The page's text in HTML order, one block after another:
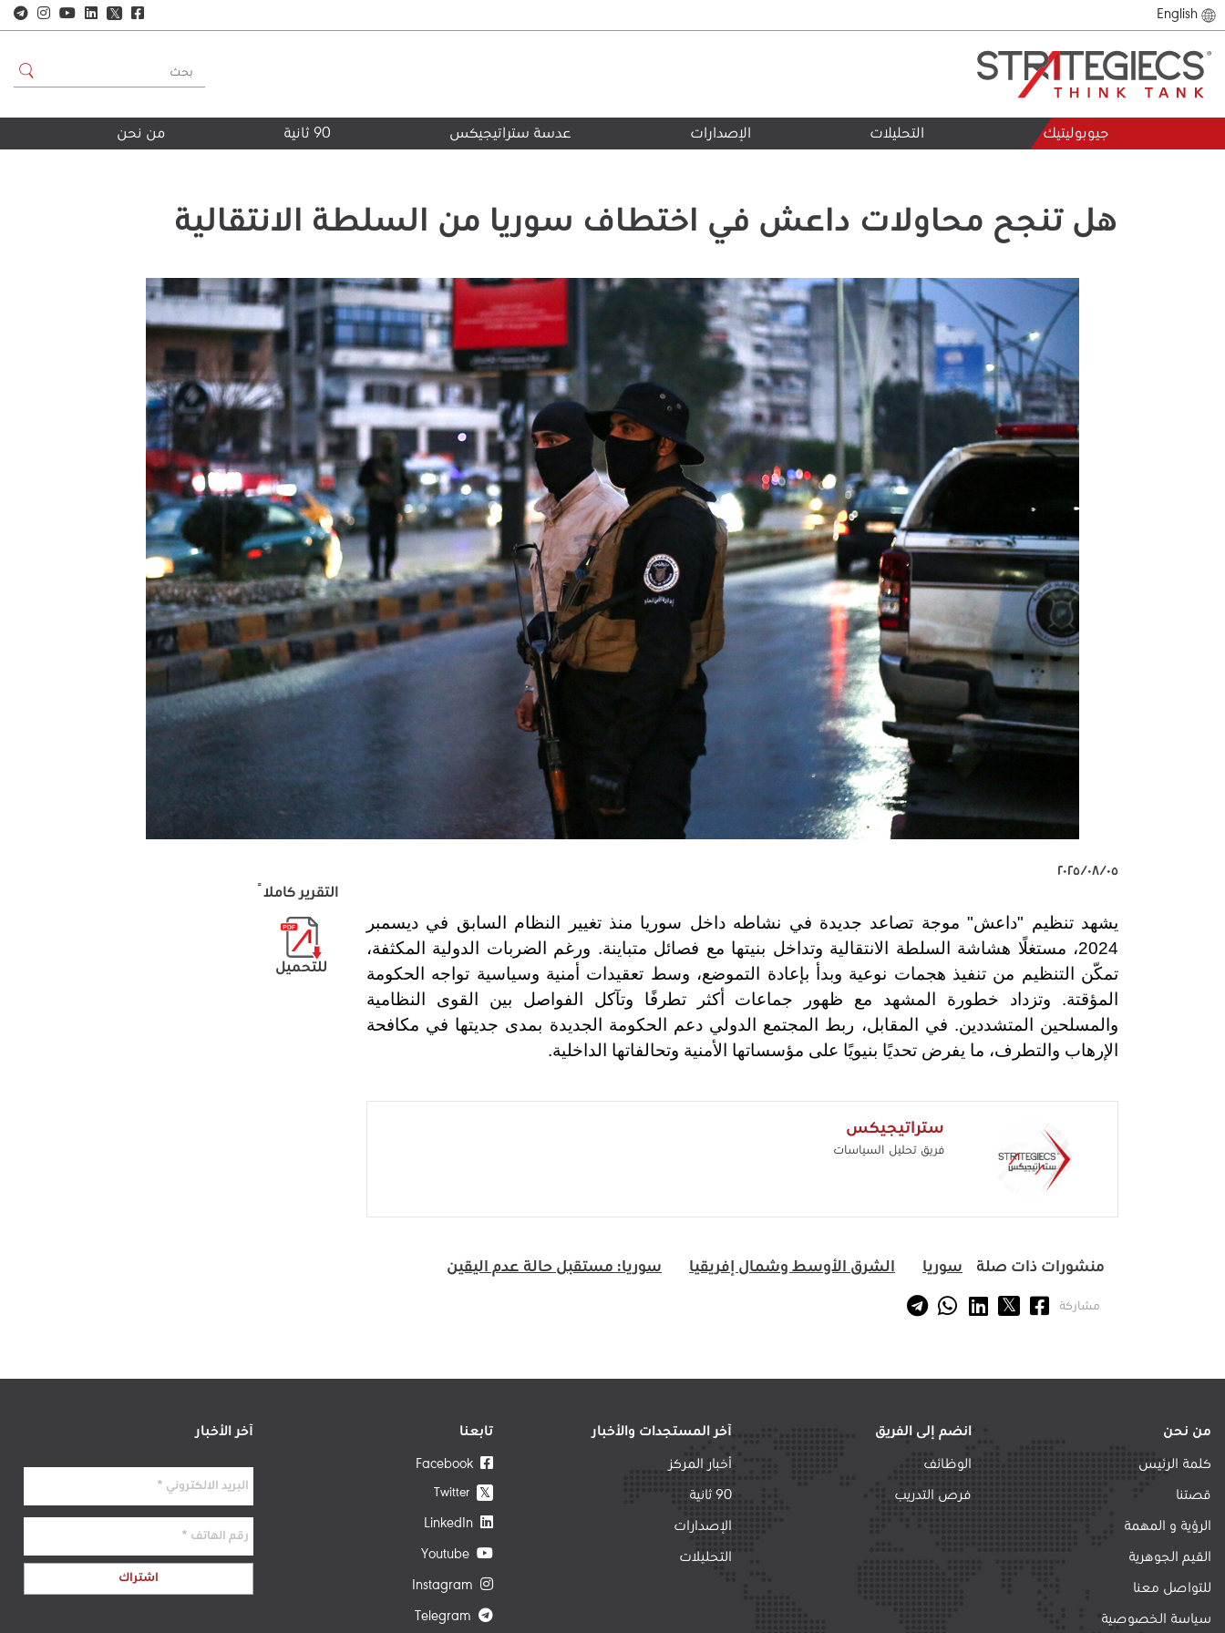
English
𝕏
جيوبوليتيك التحليلات الإصدارات عدسة ستراتيجيكس 90 ثانية من نحن
هل تنجح محاولات داعش في اختطاف سوريا من السلطة الانتقالية
٠٥‏/٠٨‏/٢٠٢٥
يشهد تنظيم "داعش" موجة تصاعد جديدة في نشاطه داخل سوريا منذ تغيير النظام السابق في ديسمبر
2024، مستغلًا هشاشة السلطة الانتقالية وتداخل بنيتها مع فصائل متباينة. ورغم الضربات الدولية المكثفة،
تمكّن التنظيم من تنفيذ هجمات نوعية وبدأ بإعادة التموضع، وسط تعقيدات أمنية وسياسية تواجه الحكومة
المؤقتة. وتزداد خطورة المشهد مع ظهور جماعات أكثر تطرفًا وتآكل الفواصل بين القوى النظامية
والمسلحين المتشددين. في المقابل، ربط المجتمع الدولي دعم الحكومة الجديدة بمدى جديتها في مكافحة
الإرهاب والتطرف، ما يفرض تحديًا بنيويًا على مؤسساتها الأمنية وتحالفاتها الداخلية.
ستراتيجيكس
فريق تحليل السياسات
منشورات ذات صلة سوريا الشرق الأوسط وشمال إفريقيا سوريا: مستقبل حالة عدم اليقين
مشاركة
التقرير كاملاً
للتحميل
من نحن
كلمة الرئيس
قصتنا
الرؤية و المهمة
القيم الجوهرية
للتواصل معنا
سياسة الخصوصية
انضم إلى الفريق
الوظائف
فرص التدريب
آخر المستجدات والأخبار
أخبار المركز
90 ثانية
الإصدارات
التحليلات
تابعنا
Facebook
𝕏
LinkedIn
Youtube
آخر الأخبار